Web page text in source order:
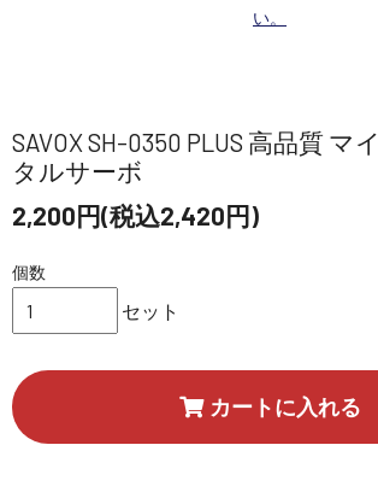
い。
SAVOX SH-0350 PLUS 高品質 マ
タルサーボ
2,200円(税込2,420円)
個数
セット
カートに入れる